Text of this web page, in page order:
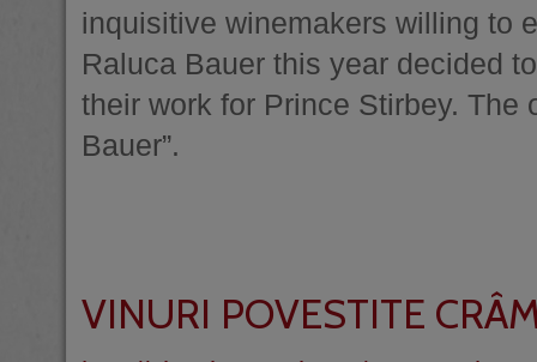
inquisitive winemakers willing to
Raluca Bauer this year decided
their work for Prince Stirbey. The
Bauer”.
VINURI POVESTITE